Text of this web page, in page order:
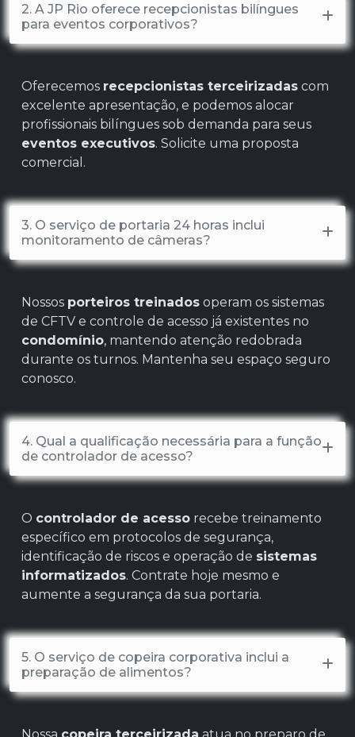
2. A JP Rio oferece recepcionistas bilíngues
para eventos corporativos?
Oferecemos recepcionistas terceirizadas com
excelente apresentação, e podemos alocar
profissionais bilíngues sob demanda para seus
eventos executivos. Solicite uma proposta
comercial.
3. O serviço de portaria 24 horas inclui
monitoramento de câmeras?
Nossos porteiros treinados operam os sistemas
de CFTV e controle de acesso já existentes no
condomínio, mantendo atenção redobrada
durante os turnos. Mantenha seu espaço seguro
conosco.
4. Qual a qualificação necessária para a função
de controlador de acesso?
O controlador de acesso recebe treinamento
específico em protocolos de segurança,
identificação de riscos e operação de sistemas
informatizados. Contrate hoje mesmo e
aumente a segurança da sua portaria.
5. O serviço de copeira corporativa inclui a
preparação de alimentos?
Nossa copeira terceirizada atua no preparo de